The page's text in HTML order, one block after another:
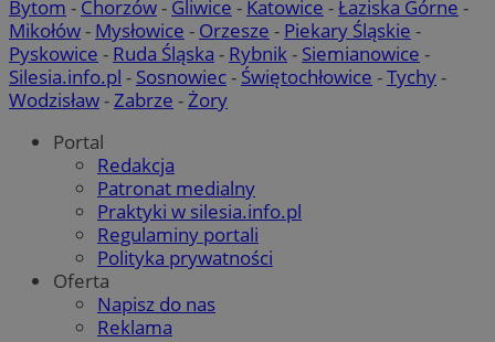
Bytom - Chorzów- Gliwice - Katowice -Łaziska Górne -
Mikołów- Mysłowice - Orzesze - Piekary Śląskie -
Pyskowice - Ruda Śląska - Rybnik- Siemianowice -
Silesia.info.pl - Sosnowiec- Świętochłowice -Tychy-
Wodzisław-Zabrze -Żory
Portal
Redakcja
Patronat medialny
Praktyki w silesia.info.pl
Regulaminy portali
Polityka prywatności
Oferta
Napisz do nas
Reklama
VISITOR_PRIVACY_METADATA